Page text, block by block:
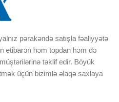
pərakəndə satışla fəaliyyətə
etibarən həm topdan həm də
təklif edir. Böyük
üçün bizimlə əlaqə saxlaya